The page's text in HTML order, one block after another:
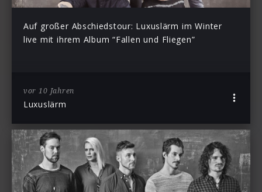
Auf großer Abschiedstour: Luxuslärm im Winter
live mit ihrem Album “Fallen und Fliegen”
vor 10 Jahren
Luxuslärm